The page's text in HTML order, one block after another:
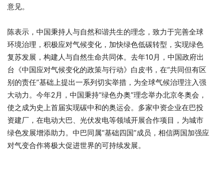
意见。
陈表示，中国秉持人与自然和谐共生的理念，致力于完善全球
环境治理，积极应对气候变化，加快绿色低碳转型，实现绿色
复苏发展，构建人与自然生命共同体。去年10月，中国政府出
台《中国应对气候变化的政策与行动》白皮书，在“共同但有区
别的责任”基础上提出一系列切实举措，为全球气候治理注入强
大动力。今年2月，中国秉持“绿色办奥”理念举办北京冬奥会，
使之成为史上首届实现碳中和的奥运会。多家中资企业在巴投
资建厂，在电动大巴、光伏发电等领域开展合作项目，为城市
绿色发展增添助力。中巴同属“基础四国”成员，相信两国加强应
对气变合作将极大促进世界的可持续发展。